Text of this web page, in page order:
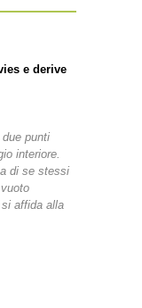
e derive
punti
interiore.
di se stessi
affida alla